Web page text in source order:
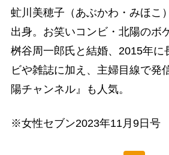
虻川美穂子（あぶかわ・みほこ
出身。お笑いコンビ・北陽のボ
桝谷周一郎氏と結婚、2015年に
ビや雑誌に加え、主婦目線で発
陽チャンネル』も人気。
※女性セブン2023年11月9日号